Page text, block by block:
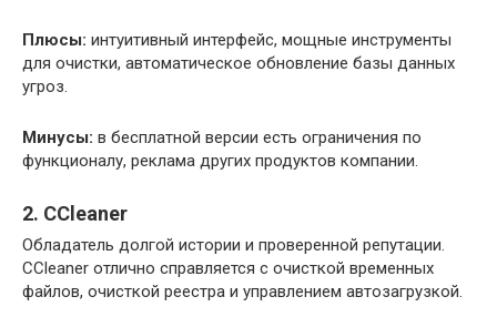
Плюсы: интуитивный интерфейс, мощные инструменты
для очистки, автоматическое обновление базы данных
угроз.
Минусы: в бесплатной версии есть ограничения по
функционалу, реклама других продуктов компании.
2. CCleaner
Обладатель долгой истории и проверенной репутации.
CCleaner отлично справляется с очисткой временных
файлов, очисткой реестра и управлением автозагрузкой.